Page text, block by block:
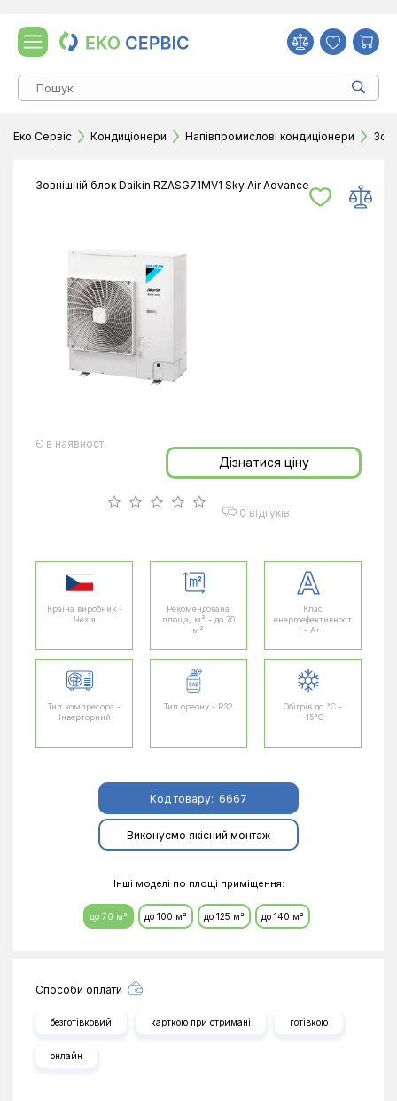
Еко Сервіс Кондиціонери Напівпромислові кондиціонери
Зовнішній блок Daikin RZASG71MV1 Sky Air Advance
Є в наявності
Дізнатися ціну
0 відгуків
Країна виробник -
Чехія
Рекомендована
площа, м² - до 70
м²
Клас
енергоефективност
і - A++
Тип компресора -
Інверторний
Тип фреону - R32
Обігрів до °C -
-15°C
Код товару: 6667
Виконуємо якісний монтаж
Інші моделі по площі приміщення:
до 70 м² до 100 м² до 125 м² до 140 м²
Способи оплати
безготівковий карткою при отримані готівкою
онлайн